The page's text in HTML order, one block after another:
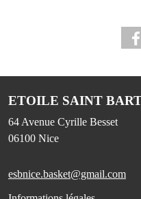
ETOILE SAINT
64 Avenue Cyrille Besset
06100 Nice
esbnice.basket@gmail.com